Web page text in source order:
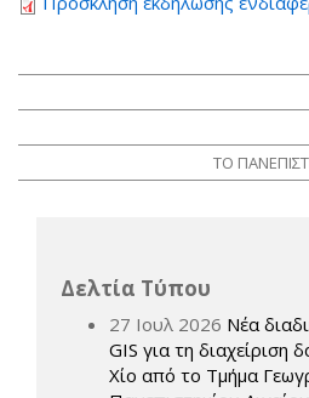
ΤΟ
Δελτία Τύπου
27 Ιουλ 2026 Νέα
GIS για τη διαχείριση
Χίο από το Τμήμα